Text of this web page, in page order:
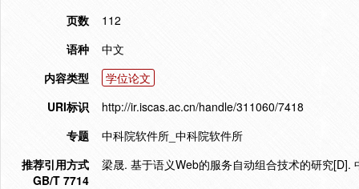
页数
112
语种
中文
内容类型
学位论文
URI标识
http://ir.iscas.ac.cn/handle/311060/7418
专题
中科院软件所_中科院软件所
推荐引用方式
GB/T 7714
梁晟. 基于语义Web的服务自动组合技术的研究